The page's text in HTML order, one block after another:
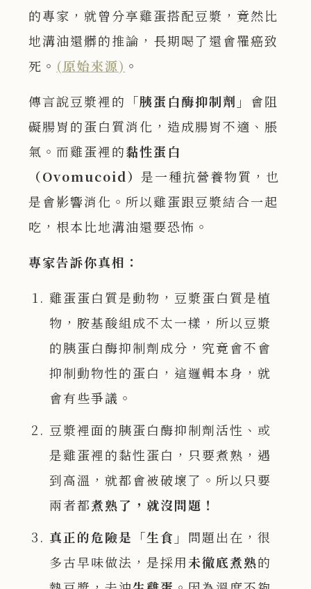
的專家，就曾分享雞蛋搭配豆漿，竟然比
地溝油還髒的推論，長期喝了還會罹癌致
死。 (原始來源) 。
傳言說豆漿裡的 「胰蛋白酶抑制劑」 會阻
礙腸胃的蛋白質消化，造成腸胃不適、脹
氣。而雞蛋裡的黏性蛋白
（Ovomucoid）是一種抗營養物質，也
是會影響消化。所以雞蛋跟豆漿結合一起
吃，根本比地溝油還要恐怖。
專家告訴你真相：
雞蛋蛋白質是動物，豆漿蛋白質是植
物，胺基酸組成不太一樣，所以豆漿
的胰蛋白酶抑制劑成分，究竟會不會
抑制動物性的蛋白，這邏輯本身，就
會有些爭議。
豆漿裡面的胰蛋白酶抑制劑活性、或
是雞蛋裡的黏性蛋白，只要煮熟，遇
到高溫，就都會被破壞了。所以只要
兩者都煮熟了，就沒問題！
真正的危險是「生食」 問題出在，很
多古早味做法，是採用未徹底煮熟的